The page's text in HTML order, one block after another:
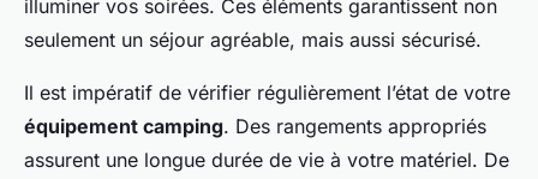
illuminer vos soirées. Ces éléments garantissent non
seulement un séjour agréable, mais aussi sécurisé.
Il est impératif de vérifier régulièrement l’état de votre
équipement camping. Des rangements appropriés
assurent une longue durée de vie à votre matériel. De